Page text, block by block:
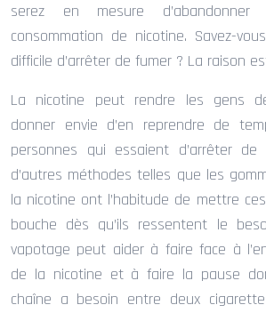
serez en mesure d’abandonner
consommation de nicotine. Savez-
difficile d’arrêter de fumer ? La raison
La nicotine peut rendre les gens
donner envie d’en reprendre de
personnes qui essaient d’arrêter
d’autres méthodes telles que les
la nicotine ont l’habitude de mettre
bouche dès qu’ils ressentent le
vapotage peut aider à faire face à
de la nicotine et à faire la pause
chaîne a besoin entre deux